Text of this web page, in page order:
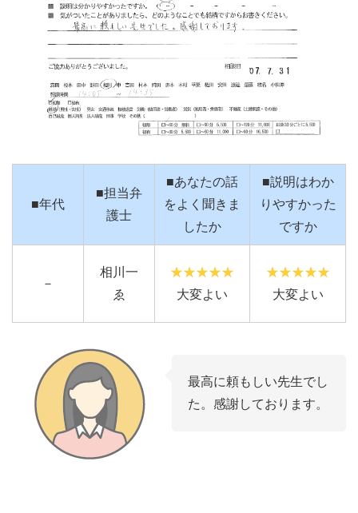
■年代
■担当弁
護士
■あなたの話
をよく聞きま
したか
■説明はわか
りやすかった
ですか
－
相川一
ゑ
大変よい 大変よい
最高に頼もしい先生でし
た。感謝しております。